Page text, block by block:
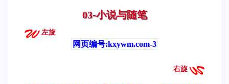
03-小说与随笔
左旋
网页编号:kxywm.com-3
右旋